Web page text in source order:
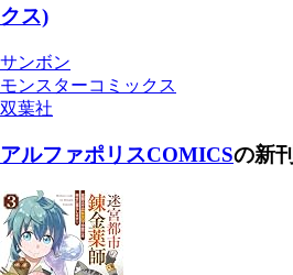
クス)
サンボン
モンスターコミックス
双葉社
アルファポリスCOMICSの新刊